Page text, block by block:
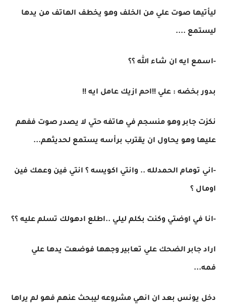
ليأتيها صوت علي من الخلف وهو يخطف الهاتف من يدها
ليستمع ....
-اسمع ايه ان شاء الله ؟؟
بدور بخضه : علي !!احم ازيك عامل ايه !!
نكزت جابر وهو منسجم في هاتفه حتي لا يصدر صوت ففهم
عليها وهو يحاول ان يقترب برأسه يستمع لحديثهم...
-اني تومام الحمدلله .. وانتي اكويسه ؟ انتي فين وعمك فين
اومال ؟
-انا في اوضتي وكنت بكلم ليلي ..اطلع ادهولك تسلم عليه ؟؟
اراد جابر الضحك علي تعابير وجهها فوضعت يدها علي
فمه...
دخل يونس بعد ان انهي مشروعه ليبحث عنهم فهو لم يراها